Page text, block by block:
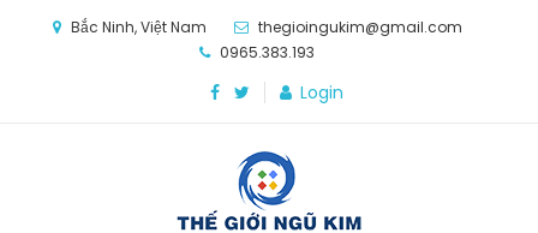
Bắc Ninh, Việt Nam
thegioingukim@gmail.com
0965.383.193
Login